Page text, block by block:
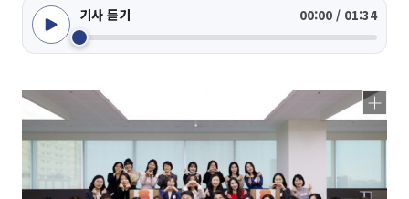
기사 듣기 00:00 / 01:34